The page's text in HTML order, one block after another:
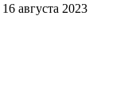
16 августа 2023